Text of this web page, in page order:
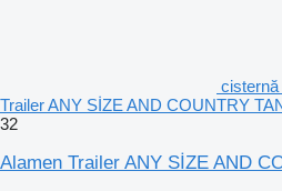
cisternă
Trailer ANY SİZE AND COUNTRY
32
Alamen Trailer ANY SİZE AND